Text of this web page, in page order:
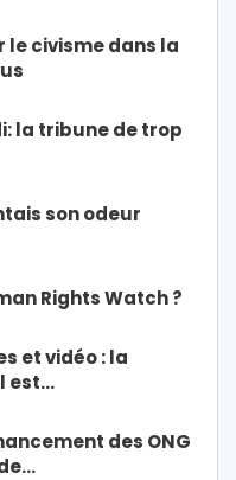
le civisme dans la
la tribune de trop
son odeur
Rights Watch ?
et vidéo : la
est…
des ONG